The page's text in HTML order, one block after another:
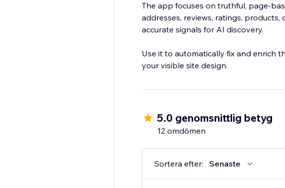
The app focuses on truthful, page-
addresses, reviews, ratings,
accurate signals for AI discovery.
Use it to automatically fix and enrich
your visible site design.
5.0 genomsnittlig betyg
12 omdömen
Sortera efter: Senaste